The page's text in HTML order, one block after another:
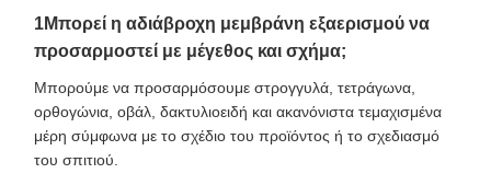
1Μπορεί η αδιάβροχη μεμβράνη εξαερισμού να
προσαρμοστεί με μέγεθος και σχήμα;
Μπορούμε να προσαρμόσουμε στρογγυλά, τετράγωνα,
ορθογώνια, οβάλ, δακτυλιοειδή και ακανόνιστα τεμαχισμένα
μέρη σύμφωνα με το σχέδιο του προϊόντος ή το σχεδιασμό
του σπιτιού.